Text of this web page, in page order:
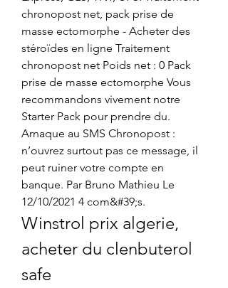
chronopost net, pack prise de
masse ectomorphe - Acheter des
stéroïdes en ligne Traitement
chronopost net Poids net : 0 Pack
prise de masse ectomorphe Vous
recommandons vivement notre
Starter Pack pour prendre du.
Arnaque au SMS Chronopost :
n’ouvrez surtout pas ce message, il
peut ruiner votre compte en
banque. Par Bruno Mathieu Le
12/10/2021 4 com&#39;s.
Winstrol prix algerie,
acheter du clenbuterol
safe